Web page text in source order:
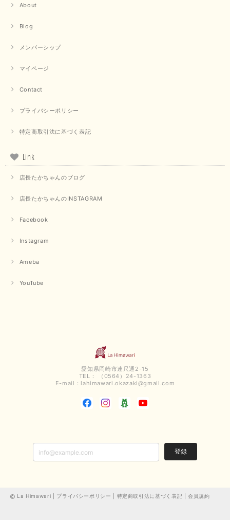
About
Blog
メンバーシップ
マイページ
Contact
プライバシーポリシー
特定商取引法に基づく表記
Link
店長たかちゃんのブログ
店長たかちゃんのINSTAGRAM
Facebook
Instagram
Ameba
YouTube
愛知県岡崎市連尺通2-15
TEL： （0564）24-1363
E-mail： lahimawari.okazaki@gmail.com
登録
La Himawari | プライバシーポリシー 特定商取引法に基づく表記 |会員規約